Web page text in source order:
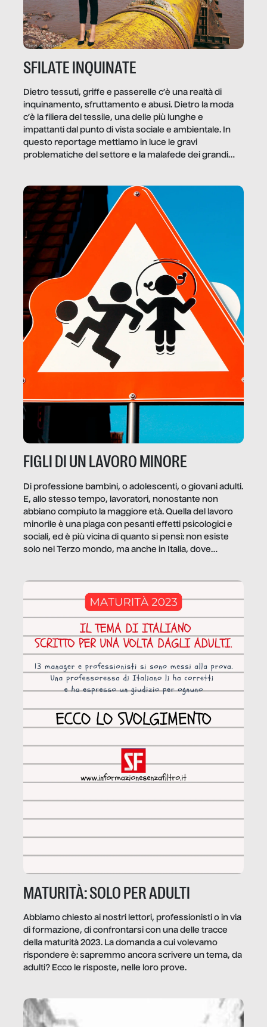
SFILATE INQUINATE
Dietro tessuti, griffe e passerelle c’è una realtà di
inquinamento, sfruttamento e abusi. Dietro la moda
c’è la filiera del tessile, una delle più lunghe e
impattanti dal punto di vista sociale e ambientale. In
questo reportage mettiamo in luce le gravi
problematiche del settore e la malafede dei grandi
FIGLI DI UN LAVORO MINORE
Di professione bambini, o adolescenti, o giovani adulti.
E, allo stesso tempo, lavoratori, nonostante non
abbiano compiuto la maggiore età. Quella del lavoro
minorile è una piaga con pesanti effetti psicologici e
sociali, ed è più vicina di quanto si pensi: non esiste
solo nel Terzo mondo, ma anche in Italia, dove
MATURITÀ: SOLO PER ADULTI
Abbiamo chiesto ai nostri lettori, professionisti o in via
di formazione, di confrontarsi con una delle tracce
della maturità 2023. La domanda a cui volevamo
rispondere è: sapremmo ancora scrivere un tema, da
adulti? Ecco le risposte, nelle loro prove.